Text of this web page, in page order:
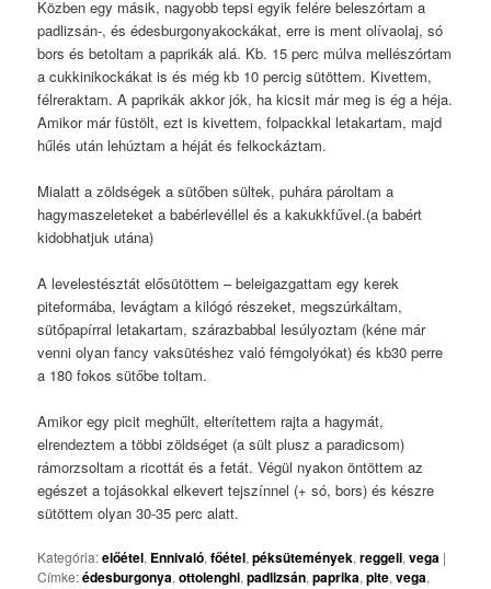
Közben egy másik, nagyobb tepsi egyik felére beleszórtam a
padlizsán-, és édesburgonyakockákat, erre is ment olívaolaj, só
bors és betoltam a paprikák alá. Kb. 15 perc múlva mellészórtam
a cukkinikockákat is és még kb 10 percig sütöttem. Kivettem,
félreraktam. A paprikák akkor jók, ha kicsit már meg is ég a héja.
Amikor már füstölt, ezt is kivettem, folpackkal letakartam, majd
hűlés után lehúztam a héját és felkockáztam.
Mialatt a zöldségek a sütőben sültek, puhára pároltam a
hagymaszeleteket a babérlevéllel és a kakukkfűvel.(a babért
kidobhatjuk utána)
A levelestésztát elősütöttem – beleigazgattam egy kerek
piteformába, levágtam a kilógó részeket, megszúrkáltam,
sütőpapírral letakartam, szárazbabbal lesúlyoztam (kéne már
venni olyan fancy vaksütéshez való fémgolyókat) és kb30 perre
a 180 fokos sütőbe toltam.
Amikor egy picit meghűlt, elterítettem rajta a hagymát,
elrendeztem a többi zöldséget (a sült plusz a paradicsom)
rámorzsoltam a ricottát és a fetát. Végül nyakon öntöttem az
egészet a tojásokkal elkevert tejszínnel (+ só, bors) és készre
sütöttem olyan 30-35 perc alatt.
Kategória:előétel, Ennivaló,főétel,péksütemények,reggeli,vega |
Címke:édesburgonya,ottolenghi,padlizsán,paprika,pite,vega,